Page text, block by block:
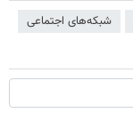
شبکه‌‌های اجتماعی